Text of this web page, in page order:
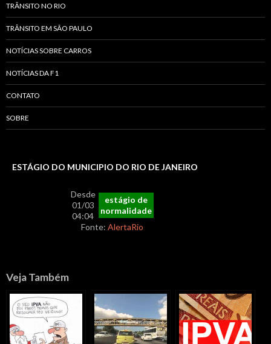
TRÂNSITO NO RIO
TRÂNSITO EM SÃO PAULO
NOTÍCIAS SOBRE CARROS
NOTÍCIAS DA F1
CONTATO
SOBRE
ESTÁGIO DO MUNICIPIO DO RIO DE JANEIRO
Desde
01/03
04:04
estágio de
normalidade
Fonte: AlertaRio
Veja Também